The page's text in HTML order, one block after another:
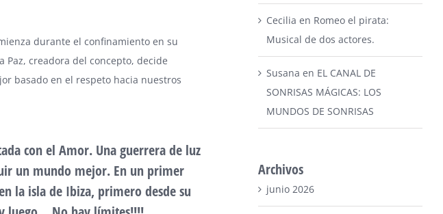
durante el confinamiento en su
Paz, creadora del concepto, decide
basado en el respeto hacia nuestros
con el Amor. Una guerrera de luz
un mundo mejor. En un primer
la isla de Ibiza, primero desde su
Cecilia en Romeo el pirata:
Musical de dos actores.
Susana en EL CANAL DE
SONRISAS MÁGICAS: LOS
MUNDOS DE SONRISAS
Archivos
junio 2026